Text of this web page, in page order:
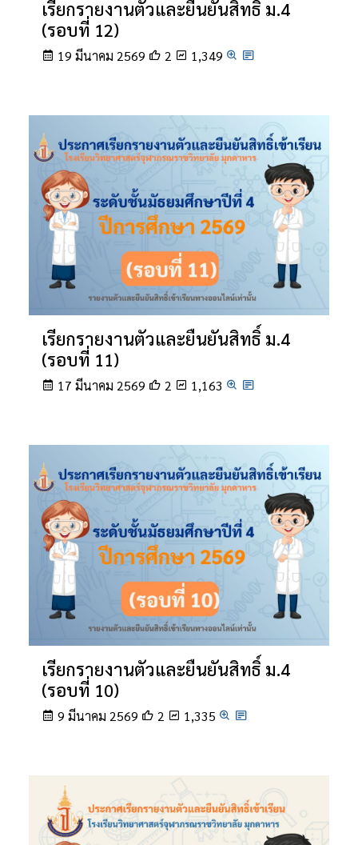
เรียกรายงานตัวและยืนยันสิทธิ์ ม.4
(รอบที่ 12)
19 มีนาคม 2569 2 1,349
เรียกรายงานตัวและยืนยันสิทธิ์ ม.4
(รอบที่ 11)
17 มีนาคม 2569 2 1,163
เรียกรายงานตัวและยืนยันสิทธิ์ ม.4
(รอบที่ 10)
9 มีนาคม 2569 2 1,335